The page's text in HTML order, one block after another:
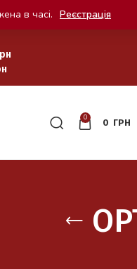
0
0 ГРН
в часі. Реєстрація